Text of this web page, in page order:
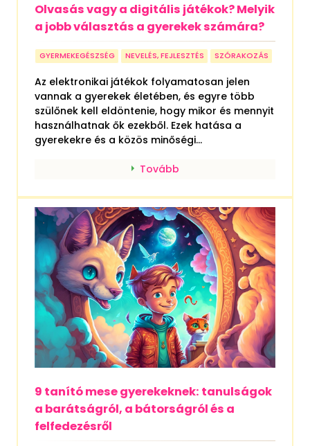
Olvasás vagy a digitális játékok? Melyik
a jobb választás a gyerekek számára?
GYERMEKEGÉSZSÉG NEVELÉS, FEJLESZTÉS SZÓRAKOZÁS
Az elektronikai játékok folyamatosan jelen
vannak a gyerekek életében, és egyre több
szülőnek kell eldöntenie, hogy mikor és mennyit
használhatnak ők ezekből. Ezek hatása a
gyerekekre és a közös minőségi...
Tovább
9 tanító mese gyerekeknek: tanulságok
a barátságról, a bátorságról és a
felfedezésről